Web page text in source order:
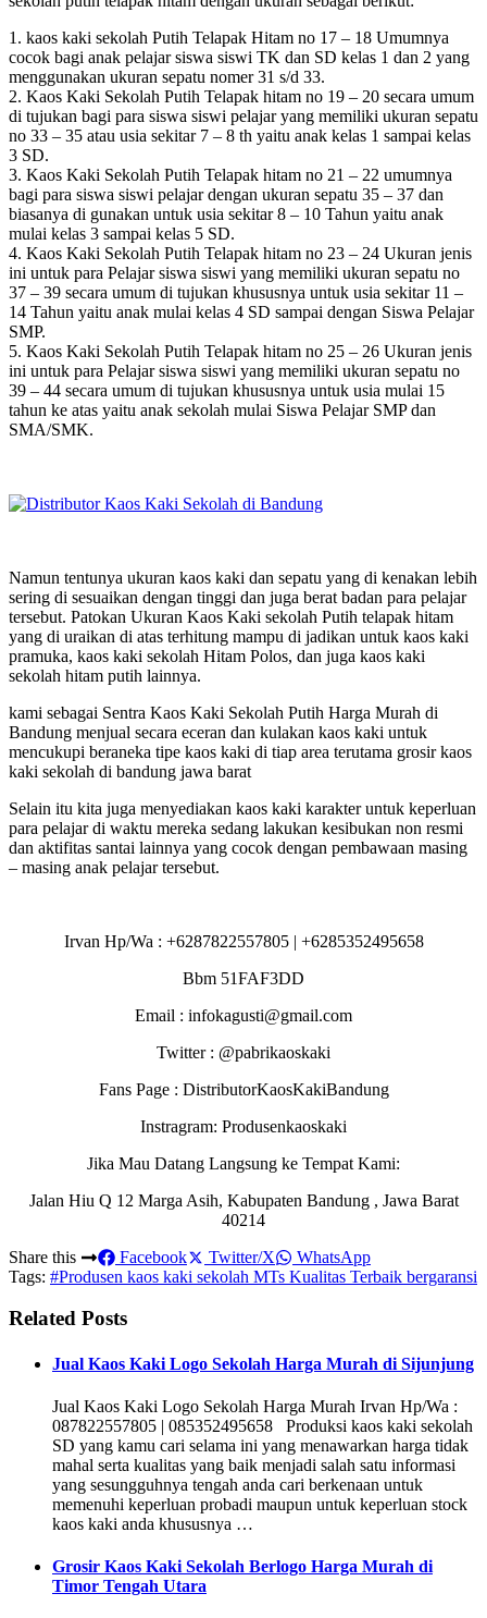
1. kaos kaki sekolah Putih Telapak Hitam no 17 – 18 Umumnya
cocok bagi anak pelajar siswa siswi TK dan SD kelas 1 dan 2 yang
menggunakan ukuran sepatu nomer 31 s/d 33.
2. Kaos Kaki Sekolah Putih Telapak hitam no 19 – 20 secara umum
di tujukan bagi para siswa siswi pelajar yang memiliki ukuran sepatu
no 33 – 35 atau usia sekitar 7 – 8 th yaitu anak kelas 1 sampai kelas
3 SD.
3. Kaos Kaki Sekolah Putih Telapak hitam no 21 – 22 umumnya
bagi para siswa siswi pelajar dengan ukuran sepatu 35 – 37 dan
biasanya di gunakan untuk usia sekitar 8 – 10 Tahun yaitu anak
mulai kelas 3 sampai kelas 5 SD.
4. Kaos Kaki Sekolah Putih Telapak hitam no 23 – 24 Ukuran jenis
ini untuk para Pelajar siswa siswi yang memiliki ukuran sepatu no
37 – 39 secara umum di tujukan khususnya untuk usia sekitar 11 –
14 Tahun yaitu anak mulai kelas 4 SD sampai dengan Siswa Pelajar
SMP.
5. Kaos Kaki Sekolah Putih Telapak hitam no 25 – 26 Ukuran jenis
ini untuk para Pelajar siswa siswi yang memiliki ukuran sepatu no
39 – 44 secara umum di tujukan khususnya untuk usia mulai 15
tahun ke atas yaitu anak sekolah mulai Siswa Pelajar SMP dan
SMA/SMK.
Namun tentunya ukuran kaos kaki dan sepatu yang di kenakan lebih
sering di sesuaikan dengan tinggi dan juga berat badan para pelajar
tersebut. Patokan Ukuran Kaos Kaki sekolah Putih telapak hitam
yang di uraikan di atas terhitung mampu di jadikan untuk kaos kaki
pramuka, kaos kaki sekolah Hitam Polos, dan juga kaos kaki
sekolah hitam putih lainnya.
kami sebagai Sentra Kaos Kaki Sekolah Putih Harga Murah di
Bandung menjual secara eceran dan kulakan kaos kaki untuk
mencukupi beraneka tipe kaos kaki di tiap area terutama grosir kaos
kaki sekolah di bandung jawa barat
Selain itu kita juga menyediakan kaos kaki karakter untuk keperluan
para pelajar di waktu mereka sedang lakukan kesibukan non resmi
dan aktifitas santai lainnya yang cocok dengan pembawaan masing
– masing anak pelajar tersebut.
Irvan Hp/Wa : +6287822557805 | +6285352495658
Bbm 51FAF3DD
Email : infokagusti@gmail.com
Twitter : @pabrikaoskaki
Fans Page : DistributorKaosKakiBandung
Instragram: Produsenkaoskaki
Jika Mau Datang Langsung ke Tempat Kami:
Jalan Hiu Q 12 Marga Asih, Kabupaten Bandung , Jawa Barat
40214
Share this
Facebook Twitter/X
WhatsApp
Tags: #Produsen kaos kaki sekolah MTs Kualitas Terbaik bergaransi
Related Posts
Jual Kaos Kaki Logo Sekolah Harga Murah di Sijunjung
Jual Kaos Kaki Logo Sekolah Harga Murah Irvan Hp/Wa :
087822557805 | 085352495658 Produksi kaos kaki sekolah
SD yang kamu cari selama ini yang menawarkan harga tidak
mahal serta kualitas yang baik menjadi salah satu informasi
yang sesungguhnya tengah anda cari berkenaan untuk
memenuhi keperluan probadi maupun untuk keperluan stock
kaos kaki anda khususnya …
Grosir Kaos Kaki Sekolah Berlogo Harga Murah di
Timor Tengah Utara